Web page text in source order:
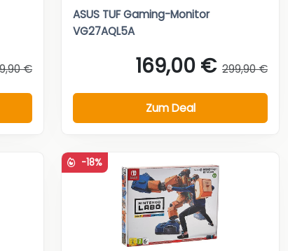
€
ASUS TUF Gaming-Monitor
VG27AQL5A
169,00 € 299,90 €
Zum Deal
-18%